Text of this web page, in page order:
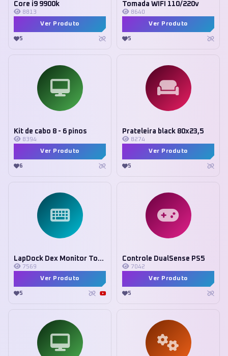
Core i9 9900k
8813
Ver Produto
5
Tomada WIFI 110/220v
8640
Ver Produto
5
Kit de cabo 8 - 6 pinos
8394
Ver Produto
6
Prateleira black 80x23,5
8274
Ver Produto
5
LapDock Dex Monitor Touch 4k
7569
Ver Produto
5
Controle DualSense PS5
7042
Ver Produto
5